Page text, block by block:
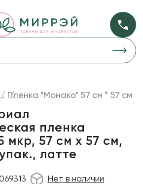
Упаковка для
прозрачная
Плёнка "Монако" 57 см * 57 см
пленка
мкр, 57 см х 57 cм,
латте
Нет в наличии